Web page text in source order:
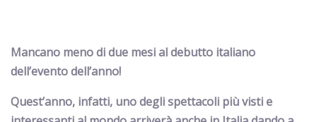
Mancano meno di due mesi al debutto italiano
dell’evento dell’anno!
Quest’anno, infatti, uno degli spettacoli più visti e